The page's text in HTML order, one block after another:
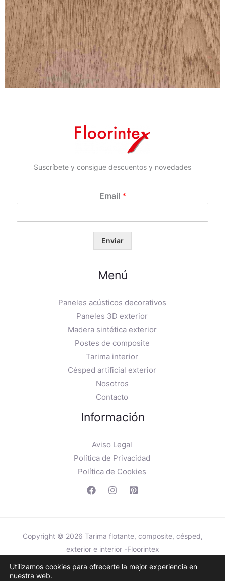
Suscríbete y consigue descuentos y novedades
Email *
Enviar
Menú
Paneles acústicos decorativos
Paneles 3D exterior
Madera sintética exterior
Postes de composite
Tarima interior
Césped artificial exterior
Nosotros
Contacto
Información
Aviso Legal
Política de Privacidad
Política de Cookies
Copyright © 2026 Tarima flotante, composite, césped,
exterior e interior -Floorintex
Utilizamos cookies para ofrecerte la mejor experiencia en
nuestra web.